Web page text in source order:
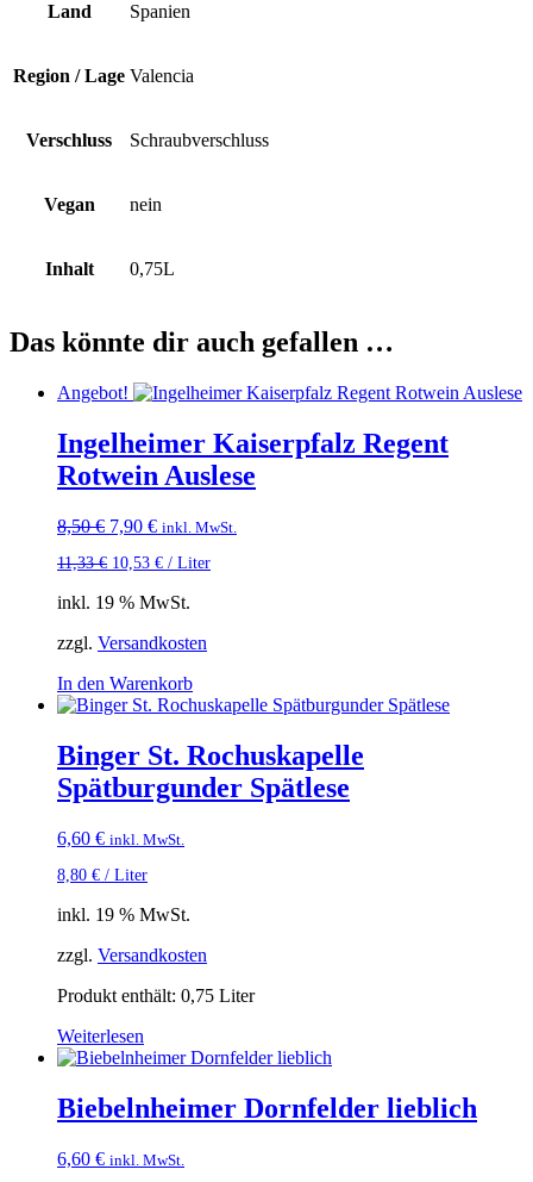
Land Spanien
Region / Lage Valencia
Verschluss Schraubverschluss
Vegan nein
Inhalt 0,75L
Das könnte dir auch gefallen …
Angebot!
Ingelheimer Kaiserpfalz Regent
Rotwein Auslese
8,50€ Ursprünglicher
war:
7,90 €Aktueller
ist:
inkl. MwSt.
11,33€ 10,53 € / Liter
inkl. 19 % MwSt.
zzgl. Versandkosten
In den Warenkorb
Binger St. Rochuskapelle
Spätburgunder Spätlese
6,60 € inkl. MwSt.
8,80 € / Liter
inkl. 19 % MwSt.
zzgl. Versandkosten
Produkt enthält: 0,75 Liter
Weiterlesen
Biebelnheimer Dornfelder lieblich
6,60 € inkl. MwSt.